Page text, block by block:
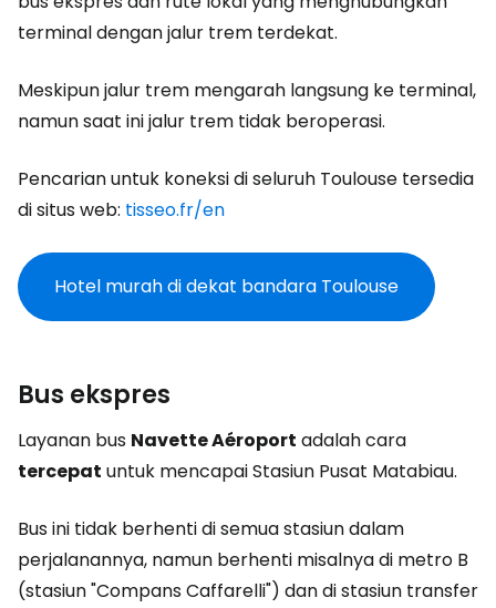
terminal dengan jalur trem terdekat.
Meskipun jalur trem mengarah langsung ke terminal,
namun saat ini jalur trem tidak beroperasi.
Pencarian untuk koneksi di seluruh Toulouse tersedia
di situs web: tisseo.fr/en
Hotel murah di dekat bandara Toulouse
Bus ekspres
Layanan bus Navette Aéroport adalah cara
tercepat untuk mencapai Stasiun Pusat Matabiau.
Bus ini tidak berhenti di semua stasiun dalam
perjalanannya, namun berhenti misalnya di metro B
(stasiun "Compans Caffarelli") dan di stasiun transfer